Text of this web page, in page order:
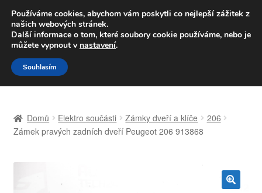
DOPRAVA od 139,-Kč
Volejte po-pá 9-16 704 494 494
Přeskočit
na
navigaci
Přejít
k
obsahu
Celosvětová doprava
Domů Elektro součásti Zámky dveří a klíče
206
Zámek pravých zadních dveří Peugeot 206 913868
Používáme cookies, abychom vám poskytli co nejlepší zážitek z
našich webových stránek.
Další informace o tom, které soubory cookie používáme, nebo je
můžete vypnout v nastavení.
Souhlasím